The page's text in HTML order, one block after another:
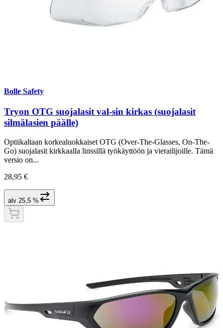
Bolle Safety
Tryon OTG suojalasit val-sin kirkas (suojalasit
silmälasien päälle)
Optiikaltaan korkealuokkaiset OTG (Over-The-Glasses, On-The-
Go) suojalasit kirkkaalla linssillä työkäyttöön ja vierailijoille. Tämä
versio on...
28,95 €
alv 25,5 %